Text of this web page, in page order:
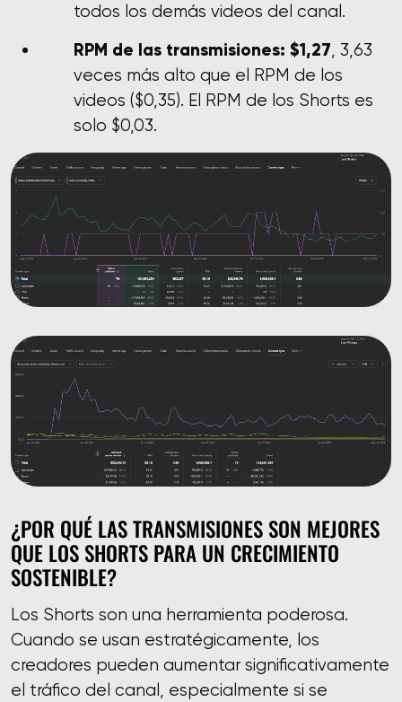
todos los demás videos del canal.
RPM de las transmisiones: $1,27, 3,63
veces más alto que el RPM de los
videos ($0,35). El RPM de los Shorts es
solo $0,03.
¿POR QUÉ LAS TRANSMISIONES SON MEJORES
QUE LOS SHORTS PARA UN CRECIMIENTO
SOSTENIBLE?
Los Shorts son una herramienta poderosa.
Cuando se usan estratégicamente, los
creadores pueden aumentar significativamente
el tráfico del canal, especialmente si se